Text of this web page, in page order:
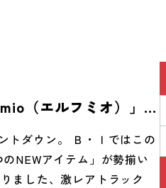
（エルフミオ）」始
トダウン。 Ｂ・Ｉではこの
NEWアイテム」が勢揃い
ました、激レアトラック